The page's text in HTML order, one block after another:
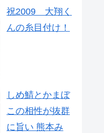
祝2009 大翔く
んの糸目付け！
しめ鯖とかまぼ
この相性が抜群
に旨い 熊本み